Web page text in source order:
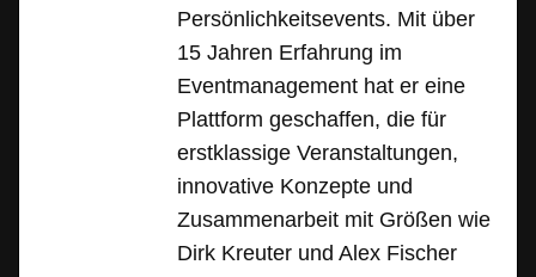
Persönlichkeitsevents. Mit über
15 Jahren Erfahrung im
Eventmanagement hat er eine
Plattform geschaffen, die für
erstklassige Veranstaltungen,
innovative Konzepte und
Zusammenarbeit mit Größen wie
Dirk Kreuter und Alex Fischer